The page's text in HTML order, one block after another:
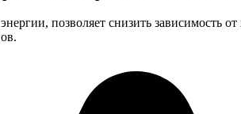
позволяет снизить зависимость